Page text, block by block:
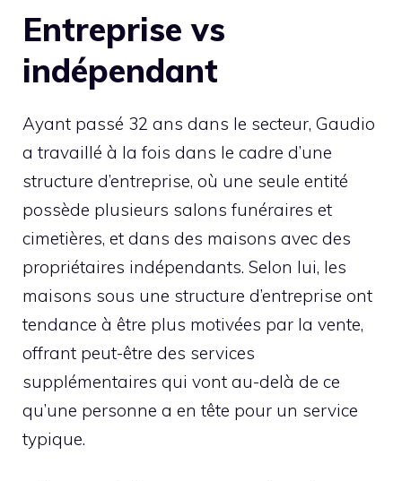
Entreprise vs
indépendant
Ayant passé 32 ans dans le secteur, Gaudio
a travaillé à la fois dans le cadre d’une
structure d’entreprise, où une seule entité
possède plusieurs salons funéraires et
cimetières, et dans des maisons avec des
propriétaires indépendants. Selon lui, les
maisons sous une structure d’entreprise ont
tendance à être plus motivées par la vente,
offrant peut-être des services
supplémentaires qui vont au-delà de ce
qu’une personne a en tête pour un service
typique.